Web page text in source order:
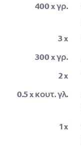
400x γρ.
3x
300x γρ.
2x
0.5x κουτ. γλ.
1x